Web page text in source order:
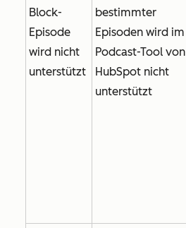
Block-
Episode
wird nicht
unterstützt
bestimmter
Episoden wird im
Podcast-Tool von
HubSpot nicht
unterstützt